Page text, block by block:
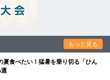
もっと見る
夏食べたい！猛暑を乗り切る「ひん